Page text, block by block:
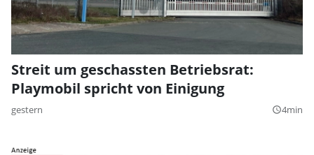
Streit um geschassten Betriebsrat:
Playmobil spricht von Einigung
gestern query_builder4min